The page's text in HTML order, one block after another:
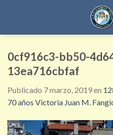
0cf916c3-bb50-
13ea716cbfaf
Publicado 7 marzo, 2019en
70 años Victoria Juan M.